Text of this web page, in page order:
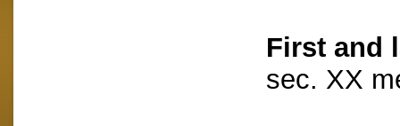
First and
sec. XX